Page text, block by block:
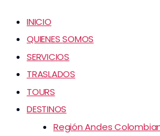
INICIO
QUIENES SOMOS
SERVICIOS
TRASLADOS
TOURS
DESTINOS
Región Andes